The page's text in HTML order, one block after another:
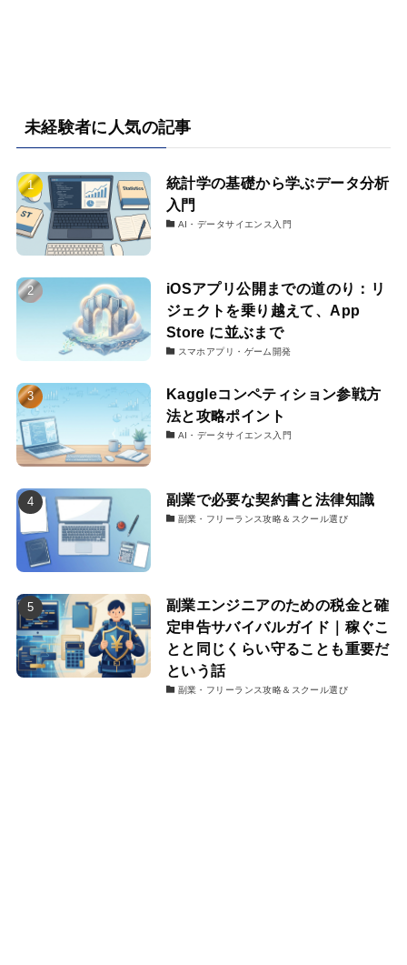
未経験者に人気の記事
統計学の基礎から学ぶデータ分析
入門
AI・データサイエンス入門
iOSアプリ公開までの道のり：リ
ジェクトを乗り越えて、App
Store に並ぶまで
スマホアプリ・ゲーム開発
Kaggleコンペティション参戦方
法と攻略ポイント
AI・データサイエンス入門
副業で必要な契約書と法律知識
副業・フリーランス攻略＆スクール選び
副業エンジニアのための税金と確
定申告サバイバルガイド｜稼ぐこ
とと同じくらい守ることも重要だ
という話
副業・フリーランス攻略＆スクール選び